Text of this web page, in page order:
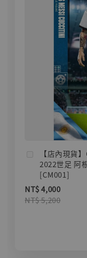
【店內現貨
2022世足 阿
[CM001]
NT$ 4,000
NT$ 5,200